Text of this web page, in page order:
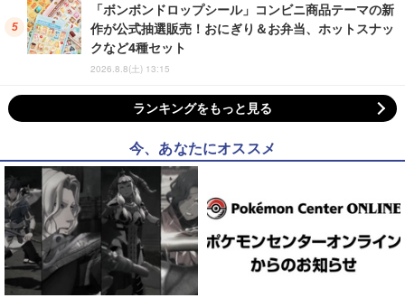
「ボンボンドロップシール」コンビニ商品テーマの新
作が公式抽選販売！おにぎり＆お弁当、ホットスナッ
クなど4種セット
2026.8.8(土) 13:15
ランキングをもっと見る
今、あなたにオススメ